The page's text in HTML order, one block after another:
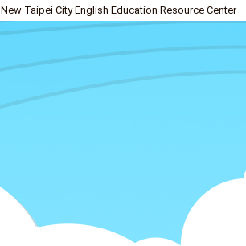
New Taipei City English Education Resource Center